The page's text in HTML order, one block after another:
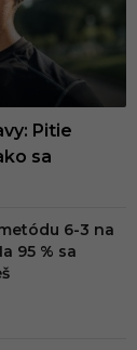
Pitie
sa
6-3 na
95 % sa